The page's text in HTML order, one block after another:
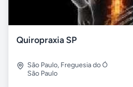
Quiropraxia SP
São Paulo, Freguesia do Ó
São Paulo